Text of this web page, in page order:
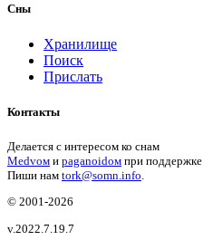
Сны
Хранилище
Поиск
Прислать
Контакты
Делается с интересом ко снам
Medvом и paganoidом при поддержке
Пиши нам tork@somn.info.
© 2001-2026
v.2022.7.19.7